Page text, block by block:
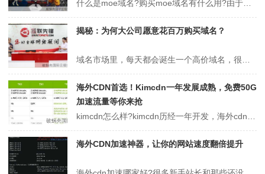
揭秘：为何大公司愿意花百万购买域名？
海外CDN首选！Kimcdn一年发展成熟，免费50G
加速流量等你来抢
海外CDN加速神器，让你的网站速度翻倍提升